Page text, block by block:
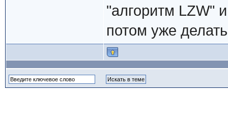
"алгоритм LZW"
потом уже